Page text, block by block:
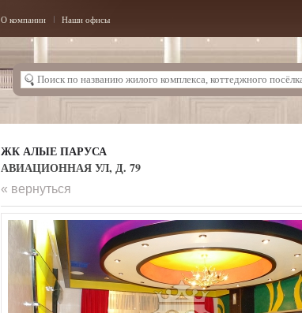
О компании Наши офисы
ЖК АЛЫЕ ПАРУСА
АВИАЦИОННАЯ УЛ, Д. 79
« вернуться